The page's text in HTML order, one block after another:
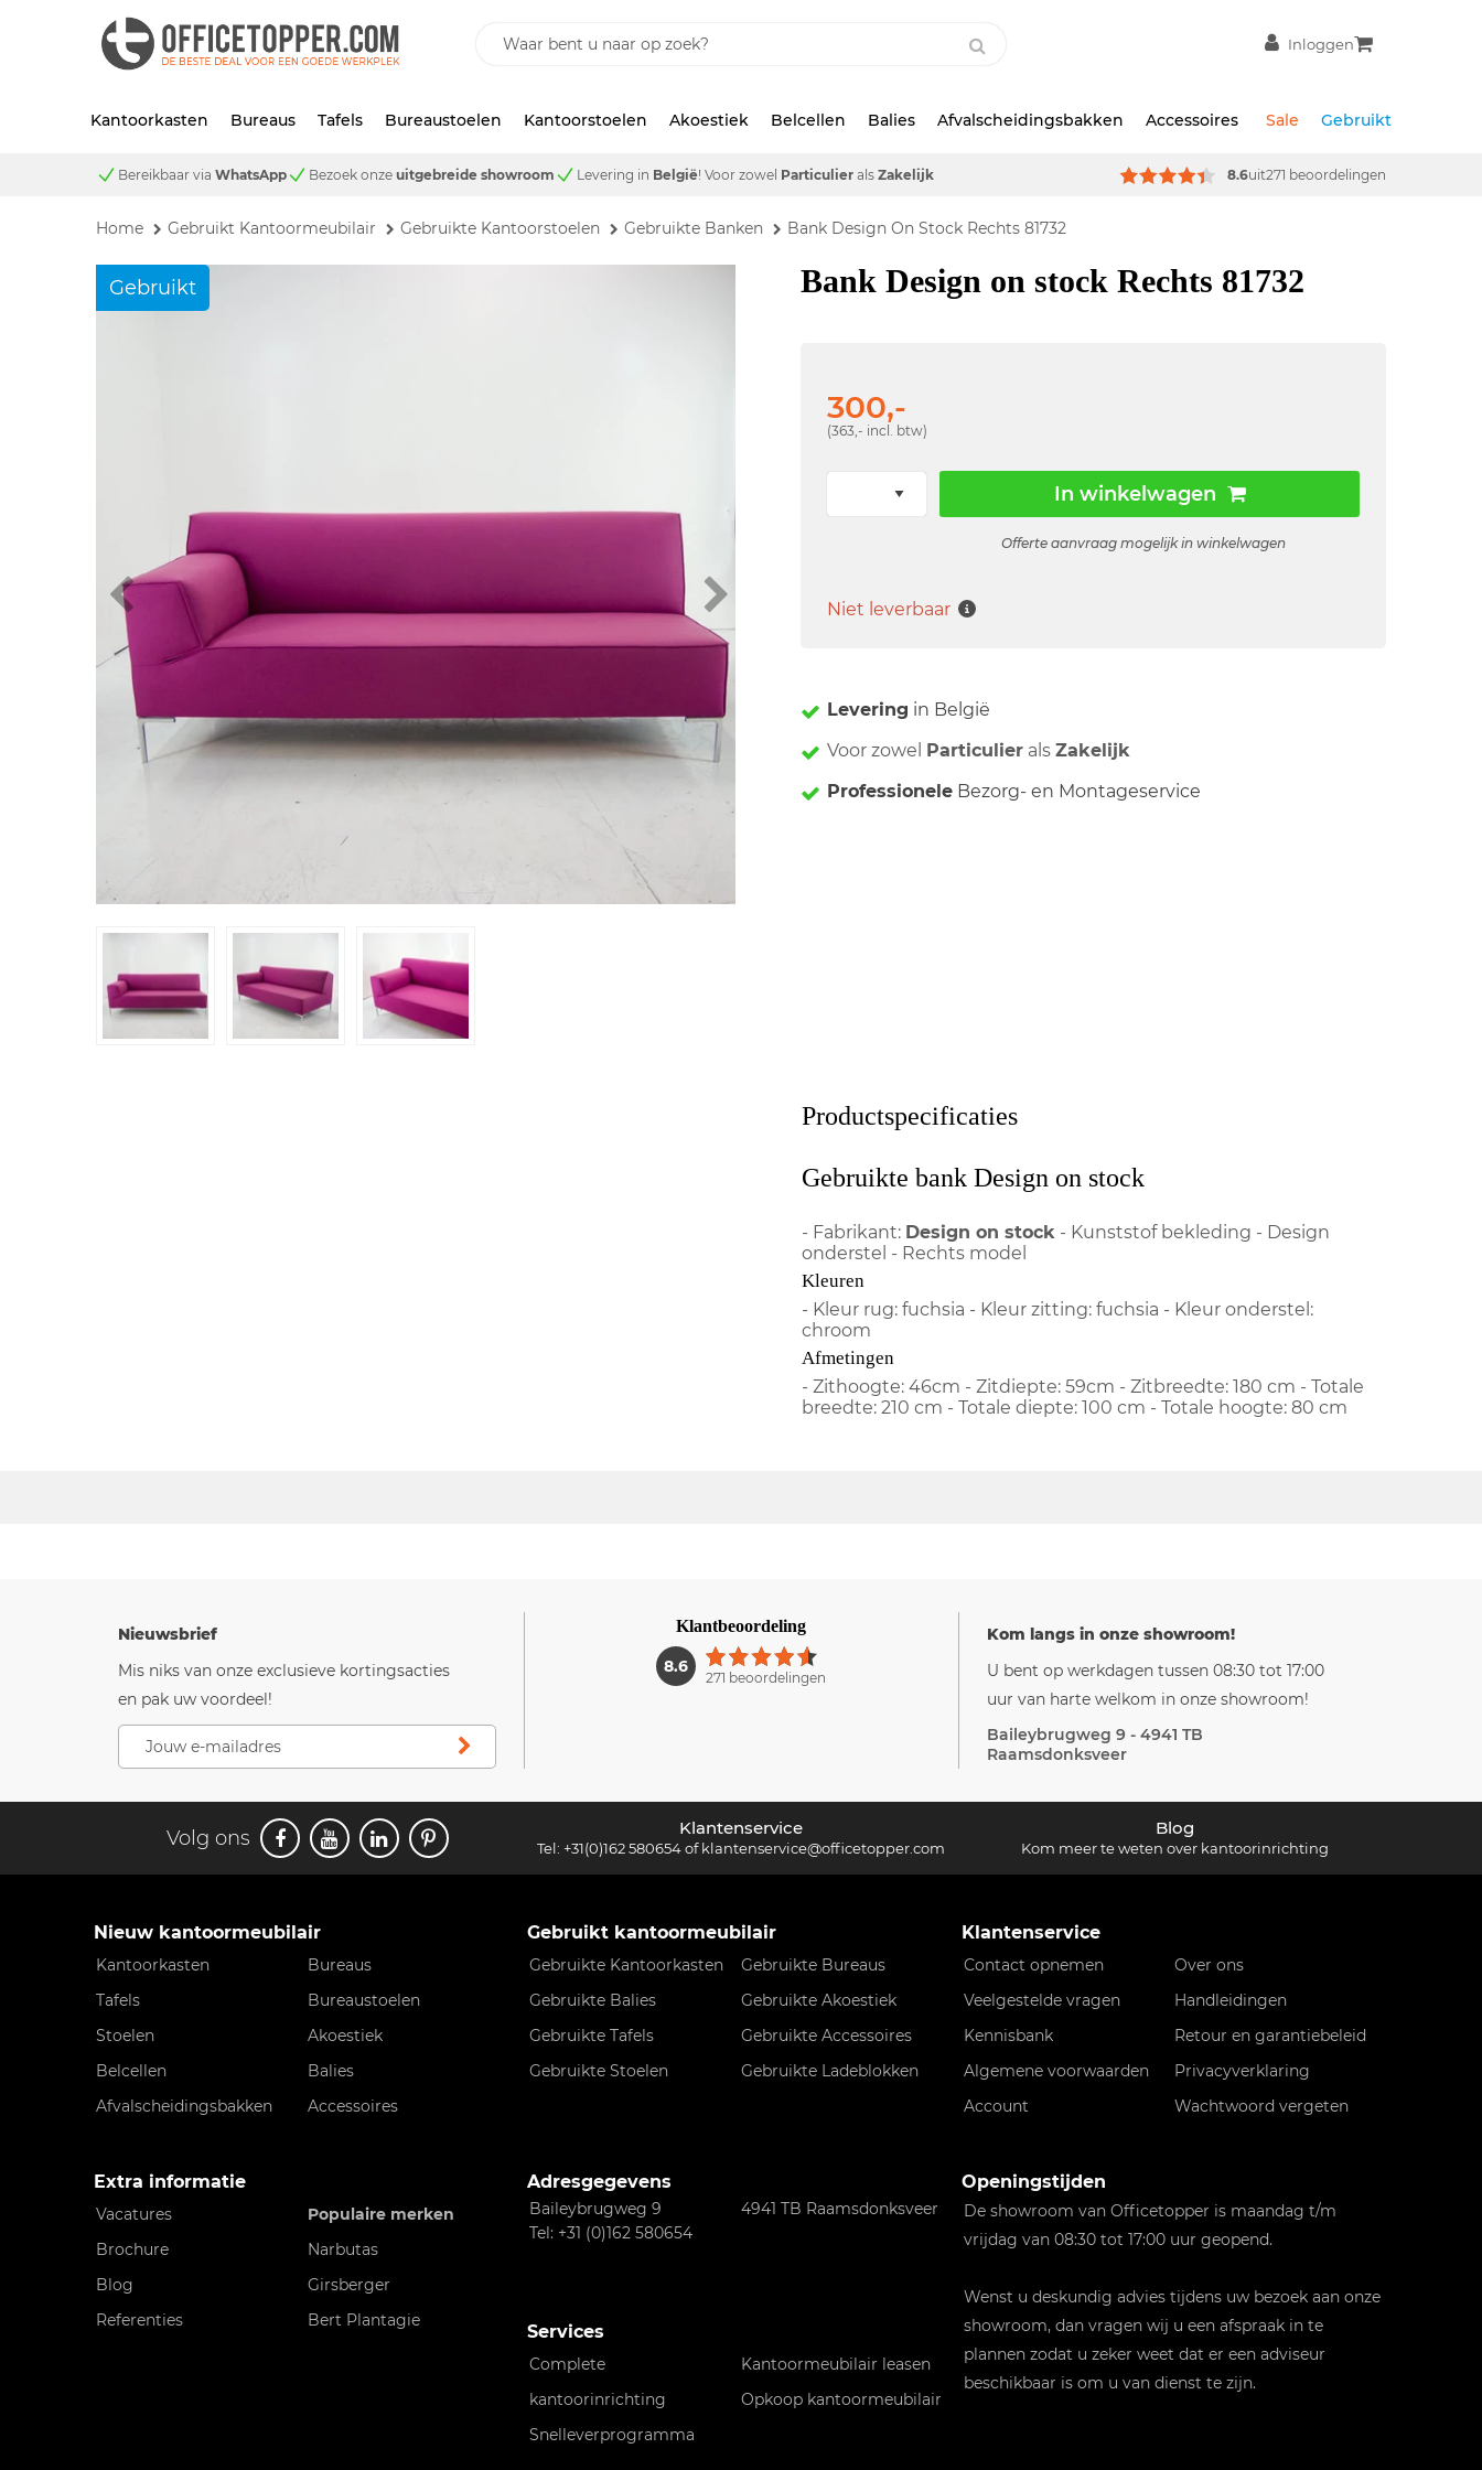
Inloggen
Kantoorkasten Bureaus Tafels Bureaustoelen Kantoorstoelen Akoestiek Belcellen Balies Afvalscheidingsbakken Accessoires Sale Gebruikt
Bereikbaar via WhatsApp Bezoek onze uitgebreide showroom Levering in België! Voor zowel Particulier als Zakelijk 8.6uit271 beoordelingen
Home Gebruikt Kantoormeubilair Gebruikte Kantoorstoelen Gebruikte Banken Bank Design On Stock Rechts 81732
Gebruikt Bank Design on stock Rechts 81732
300,-
(363,- incl. btw)
In winkelwagen
Offerte aanvraag mogelijk in winkelwagen
Niet leverbaar
Levering in België
Voor zowel Particulier alsZakelijk
Professionele Bezorg- en Montageservice
Productspecificaties
Gebruikte bank Design on stock
- Fabrikant: Design on stock - Kunststof bekleding - Design
onderstel - Rechts model
Kleuren
- Kleur rug: fuchsia - Kleur zitting: fuchsia - Kleur onderstel:
chroom
Afmetingen
- Zithoogte: 46cm - Zitdiepte: 59cm - Zitbreedte: 180 cm - Totale
breedte: 210 cm - Totale diepte: 100 cm - Totale hoogte: 80 cm
Nieuwsbrief
Mis niks van onze exclusieve kortingsacties
en pak uw voordeel!
Klantbeoordeling
8.6 1
271 beoordelingen
Kom langs in onze showroom!
U bent op werkdagen tussen 08:30 tot 17:00
uur van harte welkom in onze showroom!
Baileybrugweg 9 - 4941 TB
Raamsdonksveer
Volg ons Klantenservice
Tel: +31(0)162 580654ofklantenservice@officetopper.com
Blog
Kom meer te weten over kantoorinrichting
Nieuw kantoormeubilair
Kantoorkasten
Bureaus
Tafels
Bureaustoelen
Stoelen
Akoestiek
Belcellen
Balies
Afvalscheidingsbakken
Accessoires
Extra informatie
Vacatures
Populaire merken
Brochure
Narbutas
Blog
Girsberger
Referenties
Bert Plantagie
Gebruikt kantoormeubilair
Gebruikte Kantoorkasten
Gebruikte Bureaus
Gebruikte Balies
Gebruikte Akoestiek
Gebruikte Tafels
Gebruikte Accessoires
Gebruikte Stoelen
Gebruikte Ladeblokken
Adresgegevens
Baileybrugweg 9
4941 TB Raamsdonksveer
Tel: +31 (0)162 580654
Services
Complete
kantoorinrichting
Kantoormeubilair leasen
Opkoop kantoormeubilair
Snelleverprogramma
Klantenservice
Contact opnemen
Over ons
Veelgestelde vragen
Handleidingen
Kennisbank
Retour en garantiebeleid
Algemene voorwaarden
Privacyverklaring
Account
Wachtwoord vergeten
Openingstijden
De showroom van Officetopper is maandag t/m
vrijdag van 08:30 tot 17:00 uur geopend.
Wenst u deskundig advies tijdens uw bezoek aan onze
showroom, dan vragen wij u een afspraak in te
plannen zodat u zeker weet dat er een adviseur
beschikbaar is om u van dienst te zijn.